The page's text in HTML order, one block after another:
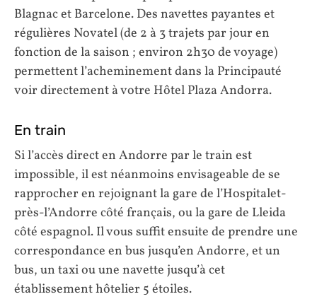
Blagnac et Barcelone. Des navettes payantes et
régulières Novatel (de 2 à 3 trajets par jour en
fonction de la saison ; environ 2h30 de voyage)
permettent l’acheminement dans la Principauté
voir directement à votre Hôtel Plaza Andorra.
En train
Si l’accès direct en Andorre par le train est
impossible, il est néanmoins envisageable de se
rapprocher en rejoignant la gare de l’Hospitalet-
près-l’Andorre côté français, ou la gare de Lleida
côté espagnol. Il vous suffit ensuite de prendre une
correspondance en bus jusqu’en Andorre, et un
bus, un taxi ou une navette jusqu’à cet
établissement hôtelier 5 étoiles.